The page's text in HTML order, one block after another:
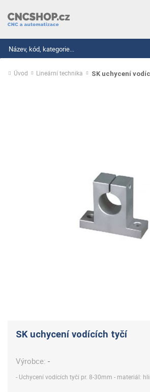
Úvod Lineární technika SK uchycení
SK uchycení vodících tyčí
Výrobce:-
- Uchycení vodících tyčí pr. 8-30mm - materiál: